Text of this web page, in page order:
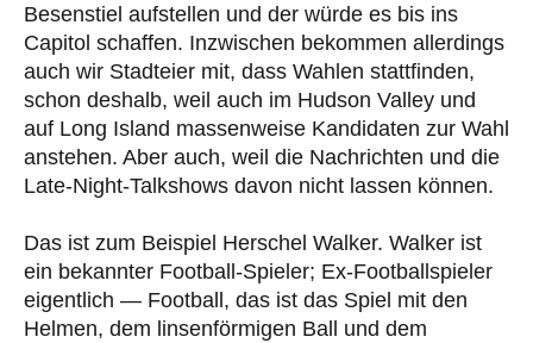
Besenstiel aufstellen und der würde es bis ins
Capitol schaffen. Inzwischen bekommen allerdings
auch wir Stadteier mit, dass Wahlen stattfinden,
schon deshalb, weil auch im Hudson Valley und
auf Long Island massenweise Kandidaten zur Wahl
anstehen. Aber auch, weil die Nachrichten und die
Late-Night-Talkshows davon nicht lassen können.
Das ist zum Beispiel Herschel Walker. Walker ist
ein bekannter Football-Spieler; Ex-Footballspieler
eigentlich — Football, das ist das Spiel mit den
Helmen, dem linsenförmigen Ball und dem